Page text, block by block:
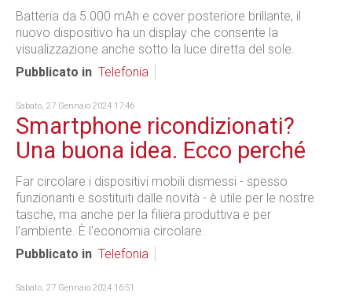
Batteria da 5.000 mAh e cover posteriore brillante, il
nuovo dispositivo ha un display che consente la
visualizzazione anche sotto la luce diretta del sole.
Pubblicato in Telefonia
Sabato, 27 Gennaio 2024 17:46
Smartphone ricondizionati?
Una buona idea. Ecco perché
Far circolare i dispositivi mobili dismessi - spesso
funzionanti e sostituiti dalle novità - è utile per le nostre
tasche, ma anche per la filiera produttiva e per
l’ambiente. È l'economia circolare.
Pubblicato in Telefonia
Sabato, 27 Gennaio 2024 16:51